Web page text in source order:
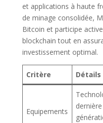
et applications à haute
de minage consolidée,
Bitcoin et participe
blockchain tout en
investissement optimal.
Critère Détails
Equipements
dernière